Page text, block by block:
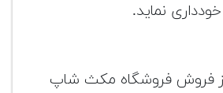
خودداری نماید.
فروش فروشگاه مکث شاپ